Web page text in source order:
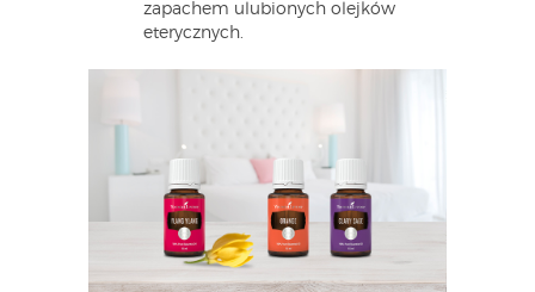
zapachem ulubionych olejków
eterycznych.